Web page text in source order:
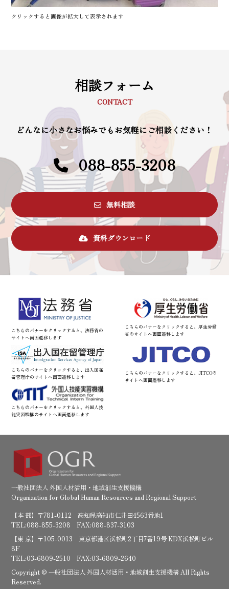
クリックすると画像が拡大して表示されます
相談フォーム
CONTACT
どんなに小さなお悩みでもお気軽にご相談ください！
088-855-3208
無料相談
資料ダウンロード
こちらのバナーをクリックすると、法務省の
サイトへ画面遷移します
こちらのバナーをクリックすると、厚生労働
省のサイトへ画面遷移します
こちらのバナーをクリックすると、出入国在
留管理庁のサイトへ画面遷移します
こちらのバナーをクリックすると、JITCOの
サイトへ画面遷移します
こちらのバナーをクリックすると、外国人技
能実習機構のサイトへ画面遷移します
一般社団法人 外国人材活用・地域創生支援機構
Organization for Global Human Resources and Regional Support
【本 部】〒781-0112 高知県高知市仁井田4563番地1
TEL:088-855-3208 FAX:088-837-3103
【東 京】〒105-0013 東京都港区浜松町2丁目7番19号 KDX浜松町ビル
8F
TEL:03-6809-2510 FAX:03-6809-2640
Copyright © 一般社団法人 外国人材活用・地域創生支援機構 All Rights
Reserved.